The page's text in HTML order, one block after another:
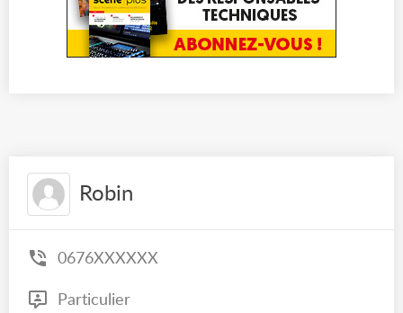
Robin
0676XXXXXX
Particulier